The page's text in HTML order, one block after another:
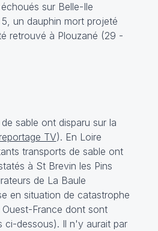
sur Belle-Ile
un dauphin mort projeté
retrouvé à Plouzané (29 -
sable ont disparu sur la
TV). En Loire
transports de sable ont
à St Brevin les Pins
de La Baule
en situation de catastrophe
Ouest-France dont sont
ci-dessous). Il n'y aurait par